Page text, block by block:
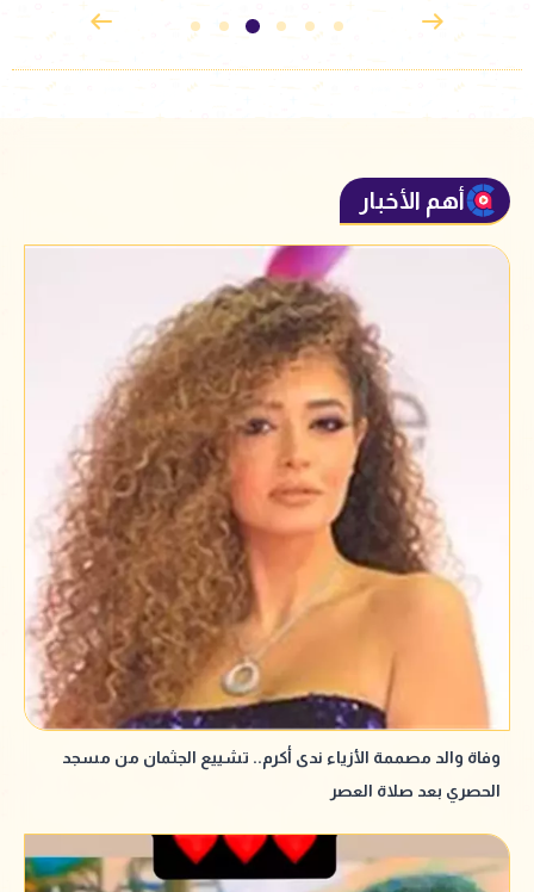
أهم الأخبار
وفاة والد مصممة الأزياء ندى أكرم.. تشييع الجثمان من مسجد
الحصري بعد صلاة العصر